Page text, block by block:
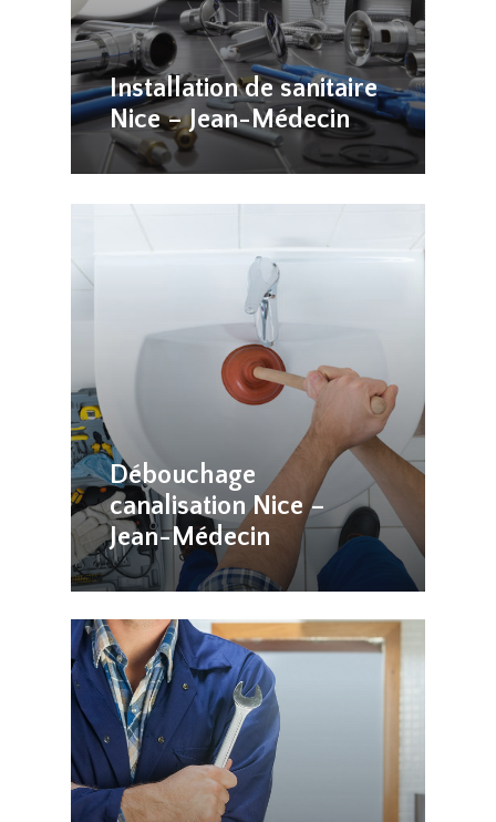
Installation de sanitaire
Nice – Jean-Médecin
Débouchage
canalisation Nice –
Jean-Médecin